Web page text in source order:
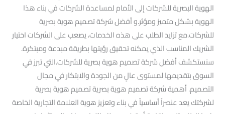
الهوية البصرية للشركات إلى الأمام لمساعدة الشركات في بناء هذا
الهوية بشكل متميز ومؤثر.و أفضل شركة تصميم هوية بصرية
للشركات.مع تزايد الطلب على هذه الخدمات، يصعب على الشركات اختيار
الشريك المناسب الذي يمكنه تحقيق رؤيتها بطريقة مبدعة ومبتكرة.
سنستكشف أفضل شركة تصميم هوية بصرية للشركات.التي تبرز في
السوق بتقديمها لمستوى عالٍ من الجودة والابتكار في مجال
التصميم. أهمية شركة تصميم هوية بصرية تصميم هوية بصرية
لشركتك يعد عنصراً أساسياً في بناء وتعزيز هوية العلامة التجارية الخاصة